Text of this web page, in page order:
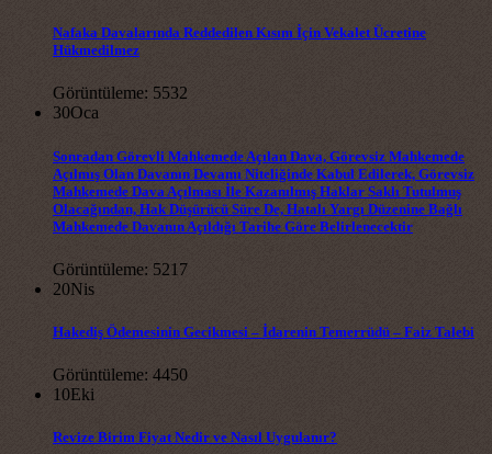
Nafaka Davalarında Reddedilen Kısım İçin Vekalet Ücretine
Hükmedilmez
Görüntüleme: 5532
30Oca
Sonradan Görevli Mahkemede Açılan Dava, Görevsiz Mahkemede
Açılmış Olan Davanın Devamı Niteliğinde Kabul Edilerek, Görevsiz
Mahkemede Dava Açılması İle Kazanılmış Haklar Saklı Tutulmuş
Olacağından, Hak Düşürücü Süre De, Hatalı Yargı Düzenine Bağlı
Mahkemede Davanın Açıldığı Tarihe Göre Belirlenecektir
Görüntüleme: 5217
20Nis
Hakediş Ödemesinin Gecikmesi – İdarenin Temerrüdü – Faiz Talebi
Görüntüleme: 4450
10Eki
Revize Birim Fiyat Nedir ve Nasıl Uygulanır?